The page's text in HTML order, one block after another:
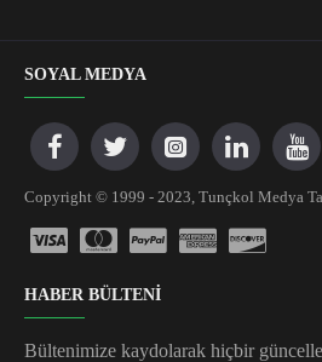
SOYAL MEDYA
Copyright © 1999 - 2023, Tunçkol Medya
HABER BÜLTENİ
Bültenimize kaydolarak hiçbir